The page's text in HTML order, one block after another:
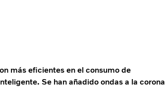
más eficientes en el consumo de
Se han añadido ondas a la corona